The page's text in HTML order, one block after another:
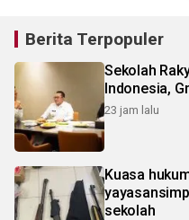
Berita Terpopuler
Sekolah
Indonesia,
23 jam lalu
Kuasa
sekolah